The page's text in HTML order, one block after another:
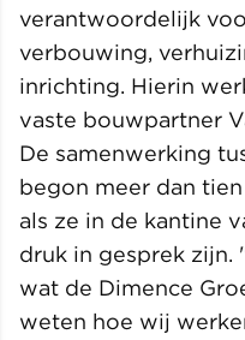
verantwoordelijk
verbouwing,
inrichting. Hierin
vaste bouwpartner
De samenwerking
begon meer dan
als ze in de kantine
druk in gesprek zijn.
wat de Dimence
weten hoe wij